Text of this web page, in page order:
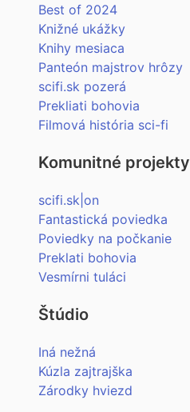
Best of 2024
Knižné ukážky
Knihy mesiaca
Panteón majstrov hrôzy
scifi.sk pozerá
Prekliati bohovia
Filmová história sci-fi
Komunitné projekty
scifi.sk|on
Fantastická poviedka
Poviedky na počkanie
Preklati bohovia
Vesmírni tuláci
Štúdio
Iná nežná
Kúzla zajtrajška
Zárodky hviezd